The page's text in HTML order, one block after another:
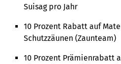
Suisag pro Jahr
10 Prozent Rabatt auf
Schutzzäunen (Zaunteam)
10 Prozent Prämienrabatt